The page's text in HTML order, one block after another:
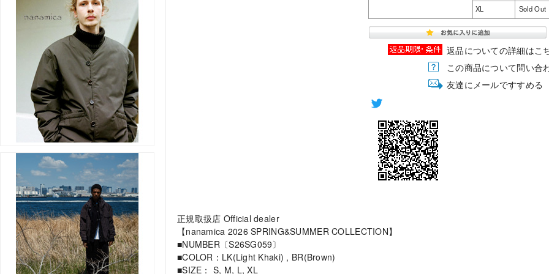
XL Sold Out
返品についての詳細はこ
この商品について問い合
友達にメールですすめる
正規取扱店 Official dealer
【nanamica 2026 SPRING&SUMMER COLLECTION】
■NUMBER〔S26SG059〕
■COLOR：LK(Light Khaki) , BR(Brown)
■SIZE： S, M, L, XL